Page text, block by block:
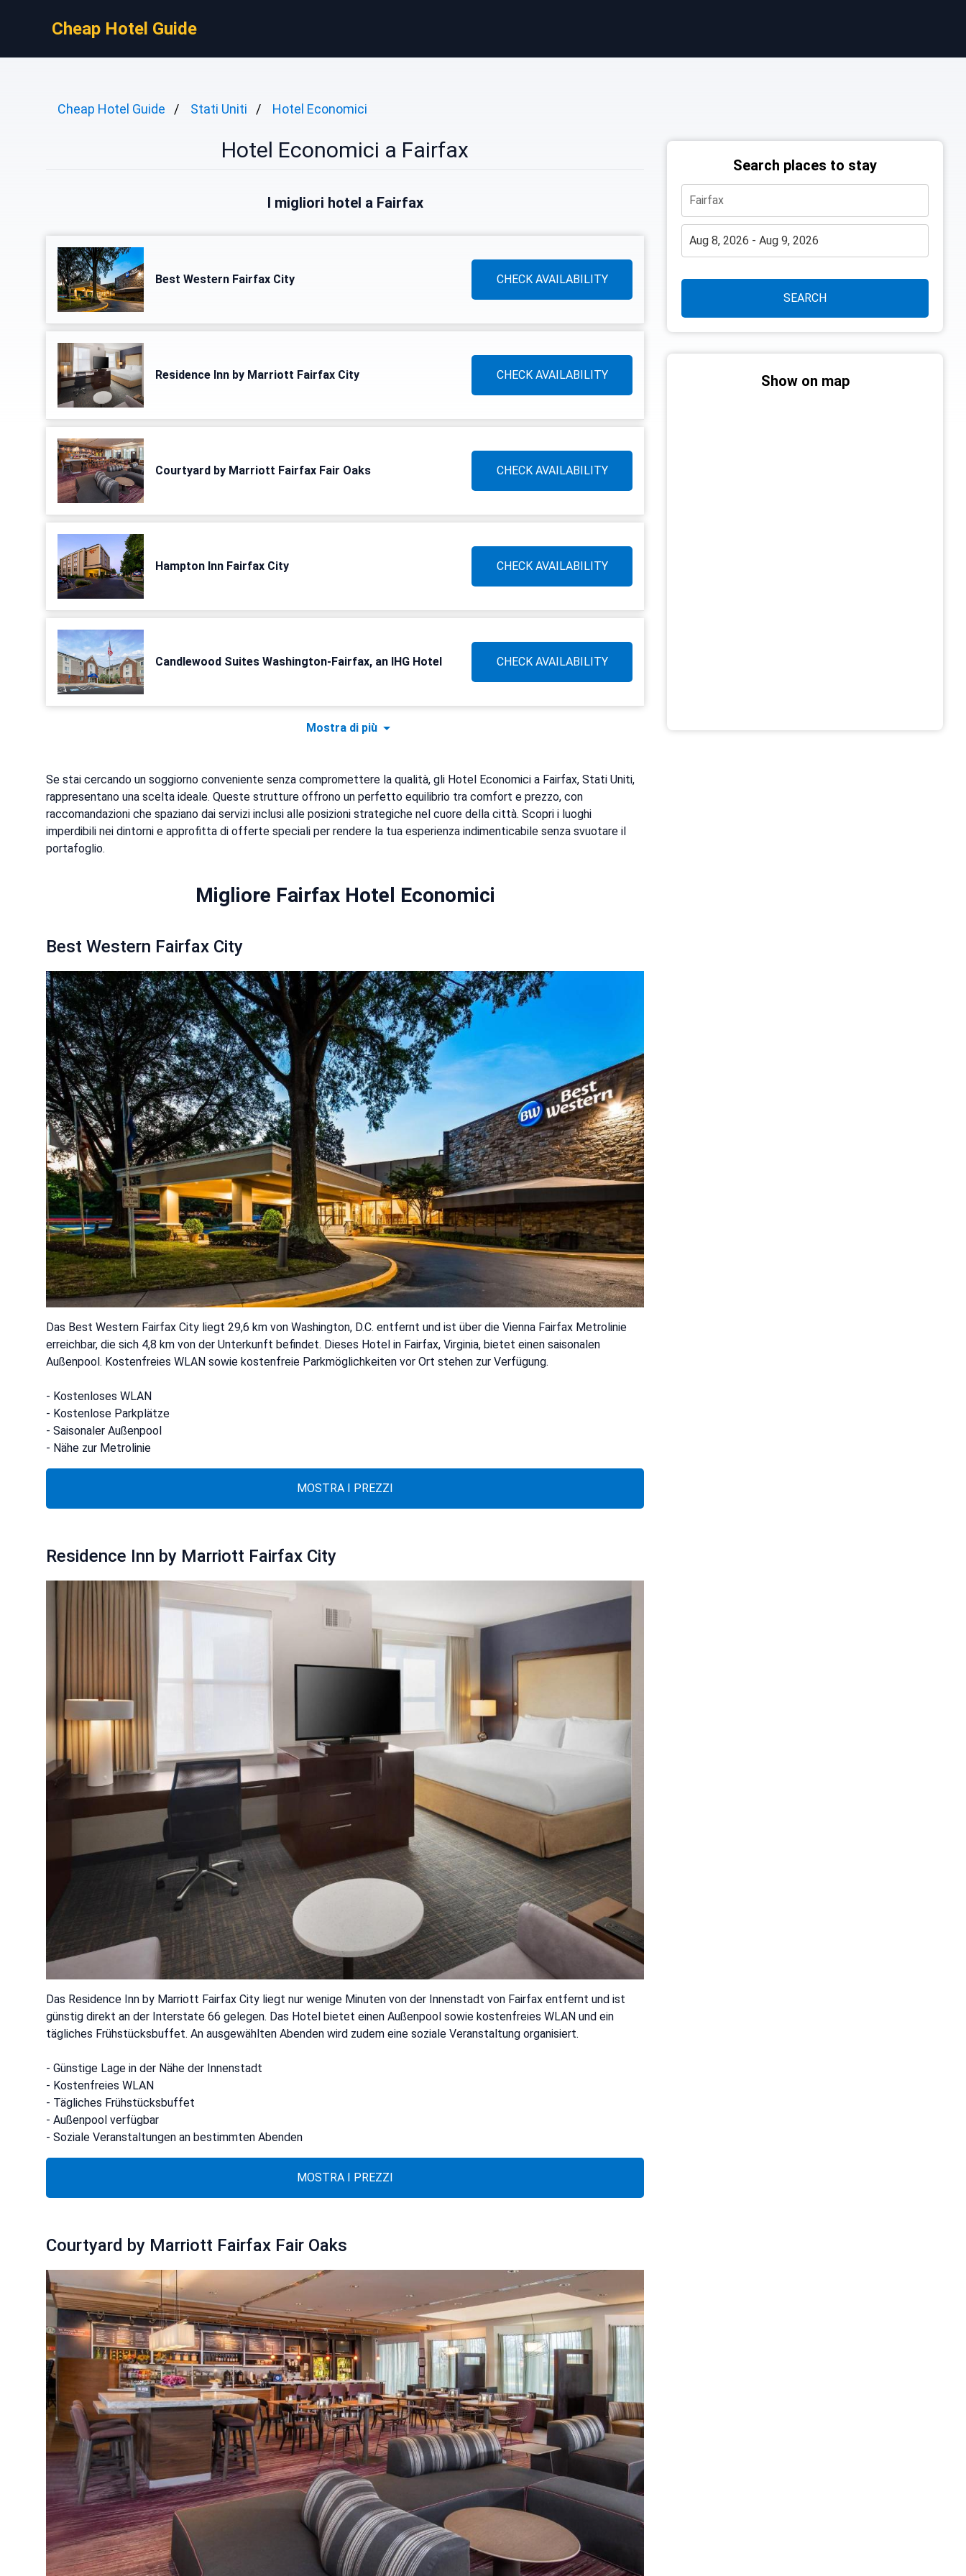
Cheap Hotel Guide
Cheap Hotel Guide Stati Uniti Hotel Economici
Hotel Economici a Fairfax
I migliori hotel a Fairfax
Best Western Fairfax City CHECK AVAILABILITY
Residence Inn by Marriott Fairfax City CHECK AVAILABILITY
Courtyard by Marriott Fairfax Fair Oaks CHECK AVAILABILITY
Hampton Inn Fairfax City CHECK AVAILABILITY
Candlewood Suites Washington-Fairfax, an IHG Hotel CHECK AVAILABILITY
Mostra di più
Se stai cercando un soggiorno conveniente senza compromettere la qualità, gli Hotel Economici a Fairfax, Stati Uniti,
rappresentano una scelta ideale. Queste strutture offrono un perfetto equilibrio tra comfort e prezzo, con
raccomandazioni che spaziano dai servizi inclusi alle posizioni strategiche nel cuore della città. Scopri i luoghi
imperdibili nei dintorni e approfitta di offerte speciali per rendere la tua esperienza indimenticabile senza svuotare il
portafoglio.
Migliore Fairfax Hotel Economici
Best Western Fairfax City
Das Best Western Fairfax City liegt 29,6 km von Washington, D.C. entfernt und ist über die Vienna Fairfax Metrolinie
erreichbar, die sich 4,8 km von der Unterkunft befindet. Dieses Hotel in Fairfax, Virginia, bietet einen saisonalen
Außenpool. Kostenfreies WLAN sowie kostenfreie Parkmöglichkeiten vor Ort stehen zur Verfügung.
- Kostenloses WLAN
- Kostenlose Parkplätze
- Saisonaler Außenpool
- Nähe zur Metrolinie
MOSTRA I PREZZI
Residence Inn by Marriott Fairfax City
Das Residence Inn by Marriott Fairfax City liegt nur wenige Minuten von der Innenstadt von Fairfax entfernt und ist
günstig direkt an der Interstate 66 gelegen. Das Hotel bietet einen Außenpool sowie kostenfreies WLAN und ein
tägliches Frühstücksbuffet. An ausgewählten Abenden wird zudem eine soziale Veranstaltung organisiert.
- Günstige Lage in der Nähe der Innenstadt
- Kostenfreies WLAN
- Tägliches Frühstücksbuffet
- Außenpool verfügbar
- Soziale Veranstaltungen an bestimmten Abenden
MOSTRA I PREZZI
Courtyard by Marriott Fairfax Fair Oaks
Search places to stay
SEARCH
Show on map